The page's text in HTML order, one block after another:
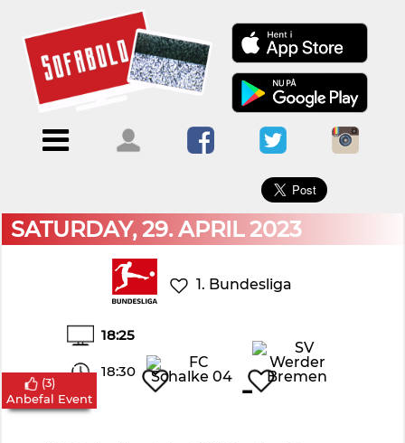
Menu
ForsideKalendere
Blogs
Om
Sofabold
Kontakt
bruger
ind
×
SATURDAY, 29. APRIL 2023
1. Bundesliga
18:25
18:30 -
(3)
Anbefal Event